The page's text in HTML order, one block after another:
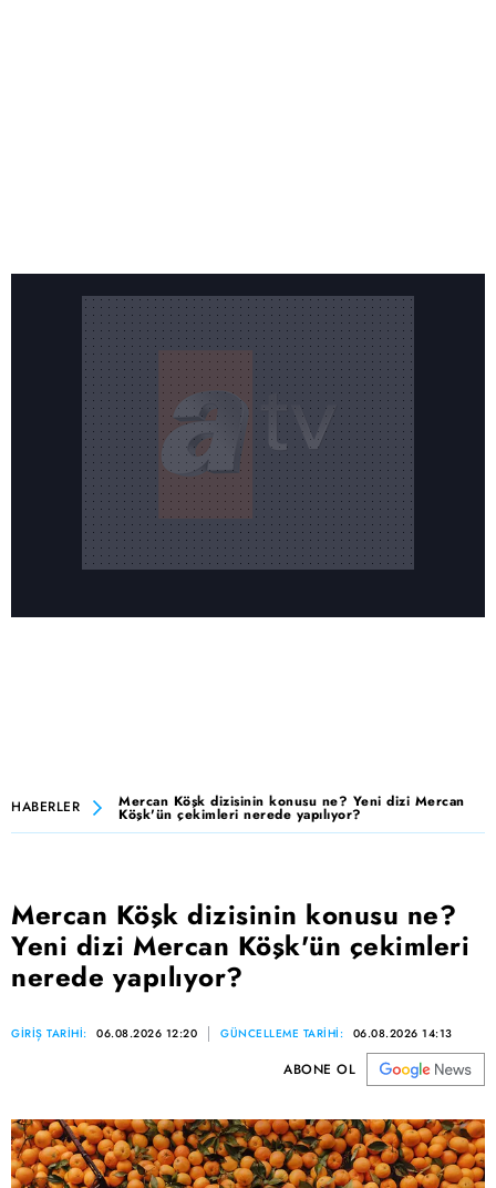
HABERLER Mercan Köşk dizisinin konusu ne? Yeni dizi Mercan
Köşk'ün çekimleri nerede yapılıyor?
Mercan Köşk dizisinin konusu ne?
Yeni dizi Mercan Köşk'ün çekimleri
nerede yapılıyor?
GİRİŞ TARİHİ: 06.08.2026 12:20 GÜNCELLEME TARİHİ: 06.08.2026 14:13
ABONE OL